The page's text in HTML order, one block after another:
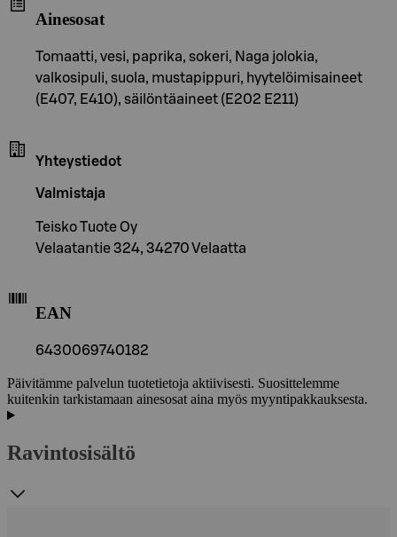
Ainesosat
Tomaatti, vesi, paprika, sokeri, Naga jolokia,
valkosipuli, suola, mustapippuri, hyytelöimisaineet
(E407, E410), säilöntäaineet (E202 E211)
Yhteystiedot
Valmistaja
Teisko Tuote Oy
Velaatantie 324, 34270 Velaatta
EAN
6430069740182
Päivitämme palvelun tuotetietoja aktiivisesti. Suosittelemme
kuitenkin tarkistamaan ainesosat aina myös myyntipakkauksesta.
Ravintosisältö